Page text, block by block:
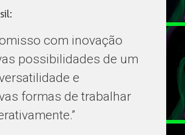
com inovação
possibilidades de um
e
formas de trabalhar